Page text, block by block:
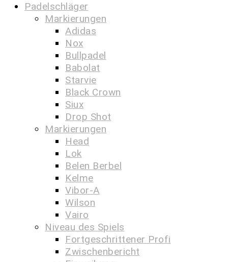
Padelschläger
Markierungen
Adidas
Nox
Bullpadel
Babolat
Starvie
Black Crown
Siux
Drop Shot
Markierungen
Head
Lok
Belen Berbel
Kelme
Vibor-A
Wilson
Vairo
Niveau des Spiels
Fortgeschrittener Profi
Zwischenbericht